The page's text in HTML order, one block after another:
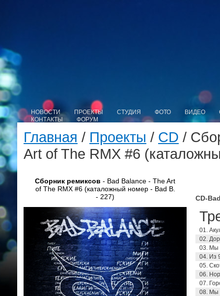
НОВОСТИ ПРОЕКТЫ СТУДИЯ ФОТО ВИДЕО
КОНТАКТЫ
ФОРУМ
Главная / Проекты / CD /
Art of The RMX #6
Сборник ремиксов - Bad Balance - The Art
of The RMX #6 (каталожный номер - Bad B.
- 227)
CD-
01.
02.
03. Мы
04. Из
05.
06.
07.
08. Мы